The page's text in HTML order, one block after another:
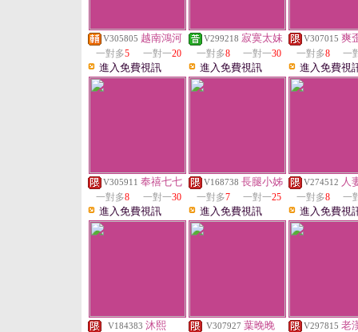
V305805 越南鴻河
一對多5 一對一20
進入免費視訊
V299218 寂寞太妹
一對多8 一對一30
進入免費視訊
V307015 爽
一對多8 一
進入免費視
V305911 奉禧七七
一對多8 一對一30
進入免費視訊
V168738 長腿小姊
一對多7 一對一25
進入免費視訊
V274512 人
一對多8 一
進入免費視
V184383 沐熙 V307927 葉晚晚 V297815 老